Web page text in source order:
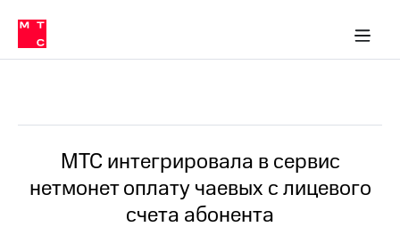
Медиа-центр
и акционерам
Устойчивое развитие
Комплаенс и деловая этика
компании
Карьера
История
компании
Руководство
в МТС
Пресс-
релизы
о технологиях
МТС интегрировала в сервис
нетмонет оплату чаевых с лицевого
счета абонента